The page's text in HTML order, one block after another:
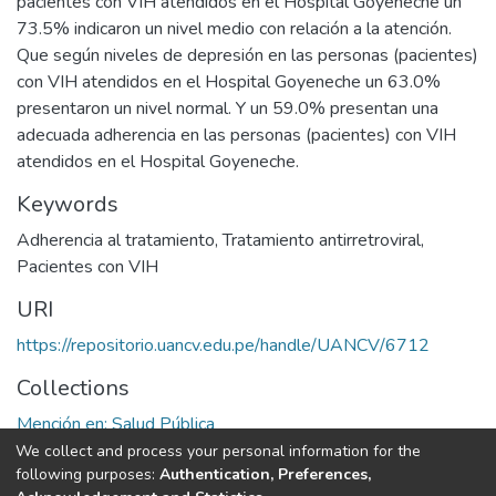
73.5% indicaron un nivel medio con relación a la atención.
Que según niveles de depresión en las personas (pacientes)
con VIH atendidos en el Hospital Goyeneche un 63.0%
presentaron un nivel normal. Y un 59.0% presentan una
adecuada adherencia en las personas (pacientes) con VIH
atendidos en el Hospital Goyeneche.
Keywords
Adherencia al tratamiento,Tratamiento antirretroviral,
Pacientes con VIH
URI
https://repositorio.uancv.edu.pe/handle/UANCV/6712
Collections
Mención en: Salud Pública
Full item page
We collect and process your personal information for the
following purposes: Authentication, Preferences,